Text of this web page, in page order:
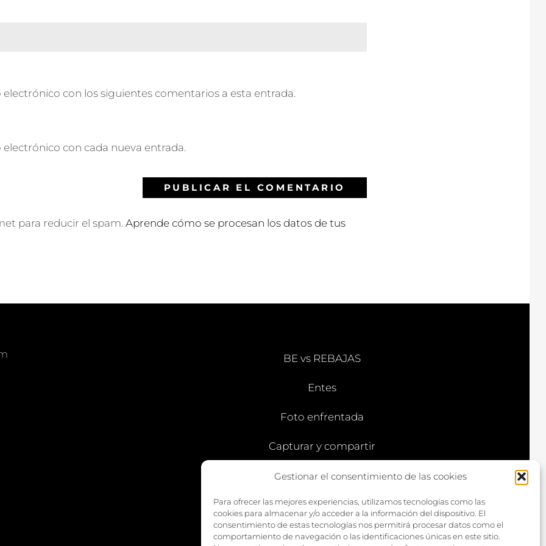
Gestionar el consentimiento de las cookies
Para ofrecer las mejores experiencias, utilizamos tecnologías como las
cookies para almacenar y/o acceder a la información del dispositivo. El
consentimiento de estas tecnologías nos permitirá procesar datos como el
comportamiento de navegación o las identificaciones únicas en este sitio.
electrónico con los siguientes comentarios a esta entrada.
electrónico con cada nueva entrada.
para reducir el spam. Aprende cómo se procesan los datos de tus
BE vs REBAJAS
Entes
Foto enfrentada
Capturar y compartir
Vía larga